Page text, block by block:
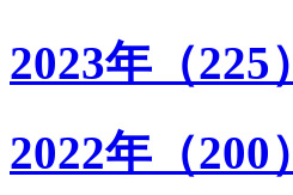
2023年（225）
2022年（200）